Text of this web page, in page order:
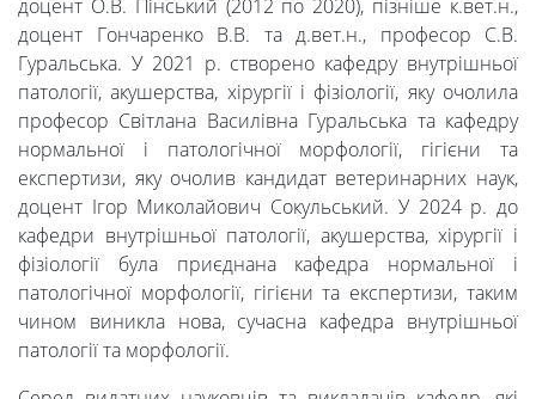
доцент О.В. Пінський (2012 по 2020), пізніше к.вет.н.,
доцент Гончаренко В.В. та д.вет.н., професор С.В.
Гуральська. У 2021 р. створено кафедру внутрішньої
патології, акушерства, хірургії і фізіології, яку очолила
професор Світлана Василівна Гуральська та кафедру
нормальної і патологічної морфології, гігієни та
експертизи, яку очолив кандидат ветеринарних наук,
доцент Ігор Миколайович Сокульський. У 2024 р. до
кафедри внутрішньої патології, акушерства, хірургії і
фізіології була приєднана кафедра нормальної і
патологічної морфології, гігієни та експертизи, таким
чином виникла нова, сучасна кафедра внутрішньої
патології та морфології.